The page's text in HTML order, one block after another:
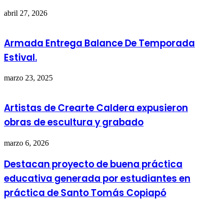
abril 27, 2026
Armada Entrega Balance De Temporada
Estival.
marzo 23, 2025
Artistas de Crearte Caldera expusieron
obras de escultura y grabado
marzo 6, 2026
Destacan proyecto de buena práctica
educativa generada por estudiantes en
práctica de Santo Tomás Copiapó